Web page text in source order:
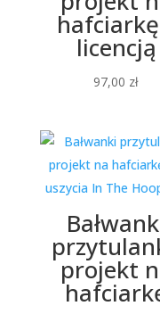
licencją
97,00 zł
projekt